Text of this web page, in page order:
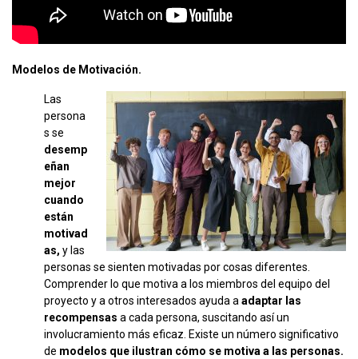
Modelos de Motivación.
Las
persona
s se
desemp
eñan
mejor
cuando
están
motivad
as, y las
personas se sienten motivadas por cosas diferentes.
Comprender lo que motiva a los miembros del equipo del
proyecto y a otros interesados ayuda a adaptar las
recompensas a cada persona, suscitando así un
involucramiento más eficaz. Existe un número significativo
de modelos que ilustran cómo se motiva a las personas.